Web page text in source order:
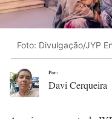
Foto: Divulgação/JYP
Por:
Davi Cerqueira